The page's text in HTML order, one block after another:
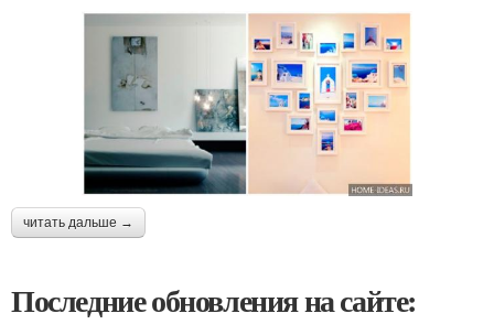
читать дальше →
Последние обновления на сайте: